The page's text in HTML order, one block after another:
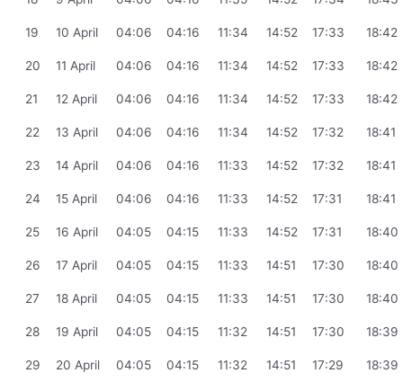
19 10 April 04:06 04:16 11:34 14:52 17:33 18:42
20 11 April 04:06 04:16 11:34 14:52 17:33 18:42
21 12 April 04:06 04:16 11:34 14:52 17:33 18:42
22 13 April 04:06 04:16 11:34 14:52 17:32 18:41
23 14 April 04:06 04:16 11:33 14:52 17:32 18:41
24 15 April 04:06 04:16 11:33 14:52 17:31 18:41
25 16 April 04:05 04:15 11:33 14:52 17:31 18:40
26 17 April 04:05 04:15 11:33 14:51 17:30 18:40
27 18 April 04:05 04:15 11:33 14:51 17:30 18:40
28 19 April 04:05 04:15 11:32 14:51 17:30 18:39
29 20 April 04:05 04:15 11:32 14:51 17:29 18:39